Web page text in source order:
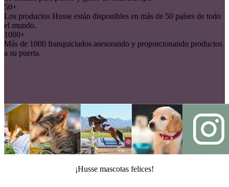
50+
Los productos Husse están disponibles en más de 50 países de todo
el mundo.
1000+
Más de 1000 franquiciados asesorando y proporcionando productos
a su puerta.
¡Husse mascotas felices!